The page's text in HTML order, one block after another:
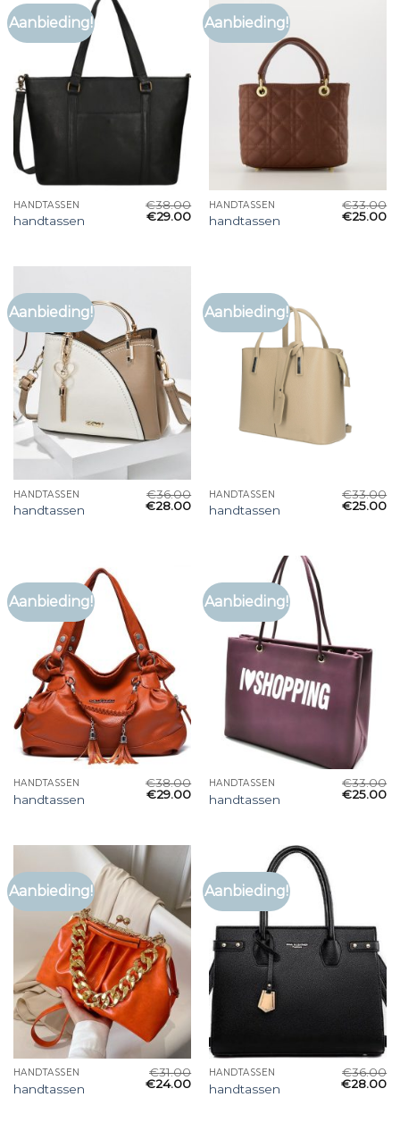
Aanbieding!
HANDTASSEN
handtassen
€38.00
€29.00
Aanbieding!
HANDTASSEN
handtassen
€33.00
€25.00
Aanbieding!
HANDTASSEN
handtassen
€36.00
€28.00
Aanbieding!
HANDTASSEN
handtassen
€33.00
€25.00
Aanbieding!
HANDTASSEN
handtassen
€38.00
€29.00
Aanbieding!
HANDTASSEN
handtassen
€33.00
€25.00
Aanbieding!
HANDTASSEN
handtassen
€31.00
€24.00
Aanbieding!
HANDTASSEN
handtassen
€36.00
€28.00